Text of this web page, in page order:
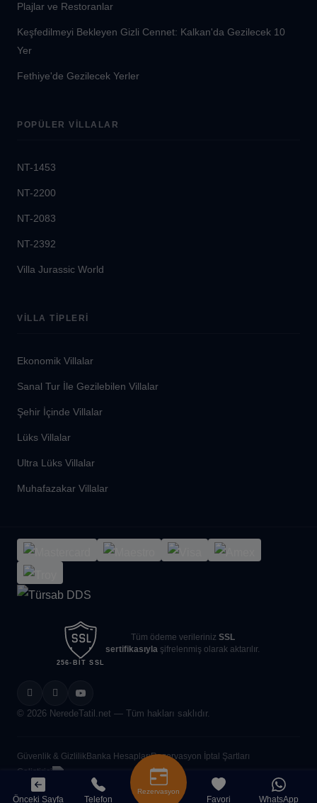
Önceki Sayfa Telefon
Rezervasyon
Favori WhatsApp
Plajlar ve Restoranlar
Keşfedilmeyi Bekleyen Gizli Cennet: Kalkan'da Gezilecek 10
Yer
Fethiye'de Gezilecek Yerler
POPÜLER VILLALAR
NT-1453
NT-2200
NT-2083
NT-2392
Villa Jurassic World
VILLA TIPLERI
Ekonomik Villalar
Sanal Tur İle Gezilebilen Villalar
Şehir İçinde Villalar
Lüks Villalar
Ultra Lüks Villalar
Muhafazakar Villalar
256-BIT SSL
Tüm ödeme verileriniz SSL
sertifikasıyla şifrelenmiş olarak aktarılır.
© 2026 NeredeTatil.net — Tüm hakları saklıdır.
Güvenlik & GizlilikBanka HesaplarıRezervasyon İptal Şartları
Geliştirici